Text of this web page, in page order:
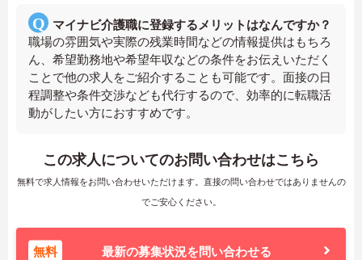
マイナビ介護職に登録するメリットはなんですか？
職場の雰囲気や実際の残業時間などの情報提供はもちろ
ん、希望勤務地や希望年収などの条件をお伝えいただく
ことで他の求人をご紹介することも可能です。面接の日
程調整や条件交渉なども代行するので、効率的に転職活
動がしたい方におすすめです。
この求人についてのお問い合わせはこちら
無料で求人情報をお問い合わせいただけます。直接の問い合わせではありませんの
でご安心ください。
無料 最新の募集状況を問い合わせる